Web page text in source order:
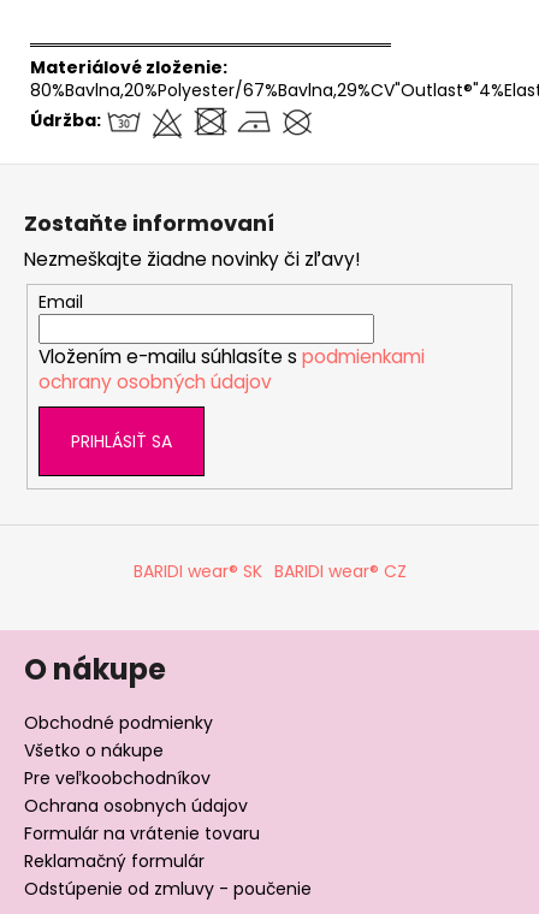
══════════════════════════════
Materiálové zloženie:
80%Bavlna,20%Polyester/
Údržba:
Zostaňte informovaní
Nezmeškajte žiadne novinky či zľavy!
Email
Vložením e-mailu súhlasíte s podmienkami
ochrany osobných údajov
PRIHLÁSIŤ SA
BARIDI wear® SK BARIDI wear® CZ
O nákupe
Obchodné podmienky
Všetko o nákupe
Pre veľkoobchodníkov
Ochrana osobnych údajov
Formulár na vrátenie tovaru
Reklamačný formulár
Odstúpenie od zmluvy - poučenie